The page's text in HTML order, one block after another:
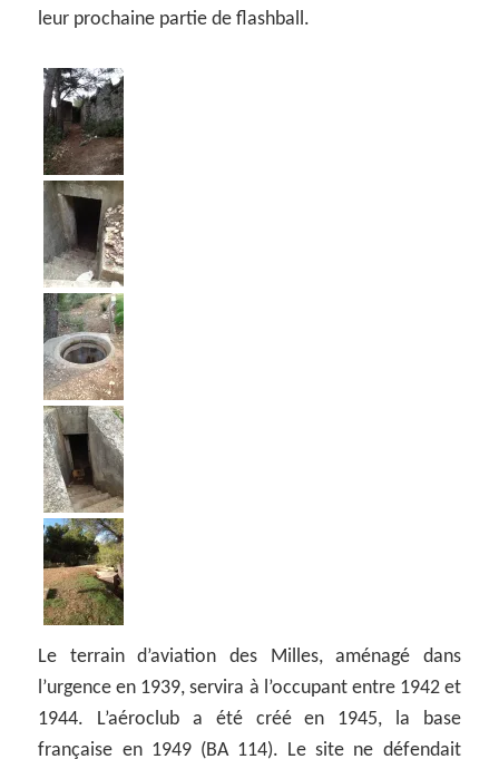
leur prochaine partie de flashball.
Le terrain d’aviation des Milles, aménagé dans
l’urgence en 1939, servira à l’occupant entre 1942 et
1944. L’aéroclub a été créé en 1945, la base
française en 1949 (BA 114). Le site ne défendait